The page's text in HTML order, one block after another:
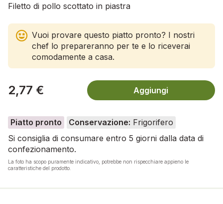
Filetto di pollo scottato in piastra
Vuoi provare questo piatto pronto? I nostri
chef lo prepareranno per te e lo riceverai
comodamente a casa.
2,77 € Aggiungi
Piatto pronto Conservazione: Frigorifero
Si consiglia di consumare entro 5 giorni dalla data di
confezionamento.
La foto ha scopo puramente indicativo, potrebbe non rispecchiare appieno le
caratteristiche del prodotto.